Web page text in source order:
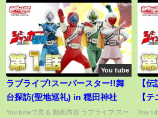
You tube
ラブライブ!スーパースター!!舞
台探訪(聖地巡礼) in 穏田神社
You tubeで見る 動画内容 ラブライブ!スー
【
【テ
You